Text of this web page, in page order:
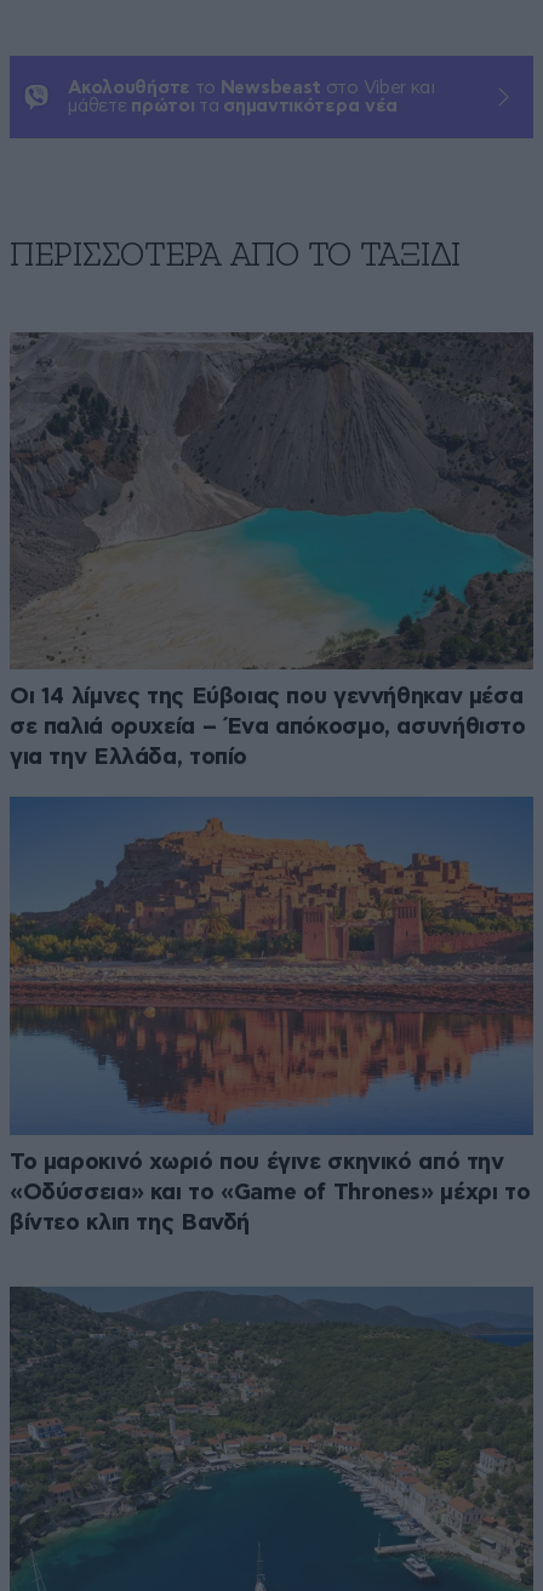
Ακολουθήστε το Newsbeast στο Viber και
μάθετε πρώτοι τα σημαντικότερα νέα
ΠΕΡΙΣΣΟΤΕΡΑ ΑΠΟ TO ΤΑΞΙΔΙ
Οι 14 λίμνες της Εύβοιας που γεννήθηκαν μέσα
σε παλιά ορυχεία – Ένα απόκοσμο, ασυνήθιστο
για την Ελλάδα, τοπίο
Το μαροκινό χωριό που έγινε σκηνικό από την
«Οδύσσεια» και το «Game of Thrones» μέχρι το
βίντεο κλιπ της Βανδή